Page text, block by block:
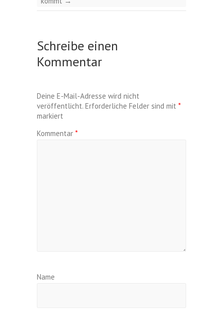
Schreibe einen
Kommentar
Deine E-Mail-Adresse wird nicht
veröffentlicht. Erforderliche Felder sind mit *
markiert
Kommentar *
Name